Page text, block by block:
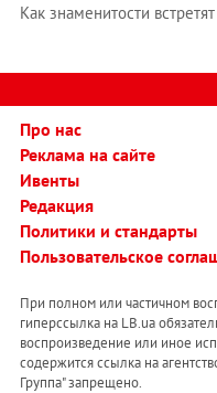
Как знаменитости
Про нас
Реклама на сайте
Ивенты
Редакция
Политики и стандарты
Пользовательское
При полном или частичном
гиперссылка на LB.ua
воспроизведение или иное
содержится ссылка на
Группа" запрещено.